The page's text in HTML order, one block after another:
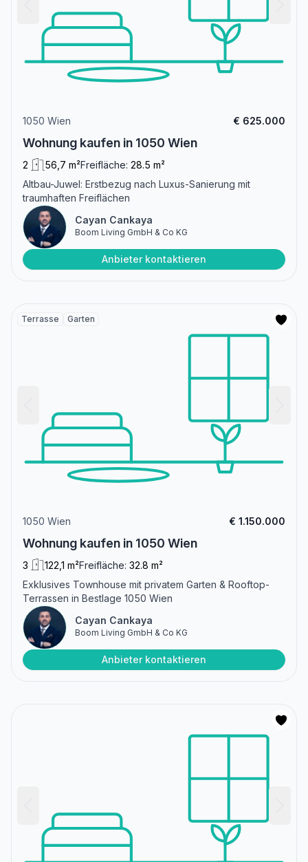
1050 Wien € 625.000
Wohnung kaufen in 1050 Wien
2 56,7 m²Freifläche: 28.5 m²
Altbau-Juwel: Erstbezug nach Luxus-Sanierung mit
traumhaften Freiflächen
Cayan Cankaya
Boom Living GmbH & Co KG
Anbieter kontaktieren
Terrasse Garten
1050 Wien € 1.150.000
Wohnung kaufen in 1050 Wien
3 122,1 m²Freifläche: 32.8 m²
Exklusives Townhouse mit privatem Garten & Rooftop-
Terrassen in Bestlage 1050 Wien
Cayan Cankaya
Boom Living GmbH & Co KG
Anbieter kontaktieren